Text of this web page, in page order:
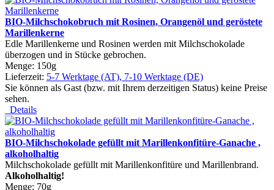
BIO-Milchschokobruch mit Rosinen, Orangenöl und geröstete
Marillenkerne
Edle Marillenkerne und Rosinen werden mit Milchschokolade
überzogen und in Stücke gebrochen.
Menge: 150g
Lieferzeit: 5-7 Werktage (AT), 7-10 Werktage (DE)
Sie können als Gast (bzw. mit Ihrem derzeitigen Status) keine Preise
sehen.
Details
BIO-Milchschokolade gefüllt mit Marillenkonfitüre-Ganache ,
alkoholhaltig
Milchschokolade gefüllt mit Marillenkonfitüre und Marillenbrand.
Alkoholhaltig!
Menge: 70g